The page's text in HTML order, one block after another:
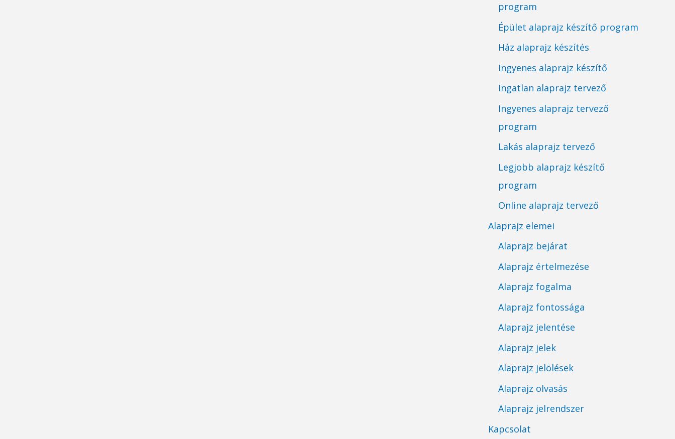
program
Épület alaprajz készítő program
Ház alaprajz készítés
Ingyenes alaprajz készítő
Ingatlan alaprajz tervező
Ingyenes alaprajz tervező
program
Lakás alaprajz tervező
Legjobb alaprajz készítő
program
Online alaprajz tervező
Alaprajz elemei
Alaprajz bejárat
Alaprajz értelmezése
Alaprajz fogalma
Alaprajz fontossága
Alaprajz jelentése
Alaprajz jelek
Alaprajz jelölések
Alaprajz olvasás
Alaprajz jelrendszer
Kapcsolat